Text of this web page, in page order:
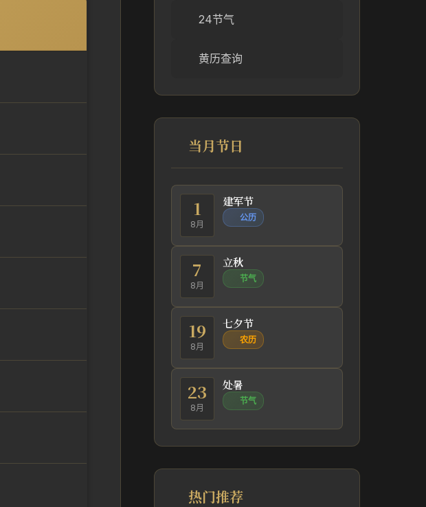
24节气
黄历查询
当月节日
1
8月
建军节
公历
7
8月
立秋
节气
19
8月
七夕节
农历
23
8月
处暑
节气
热门推荐